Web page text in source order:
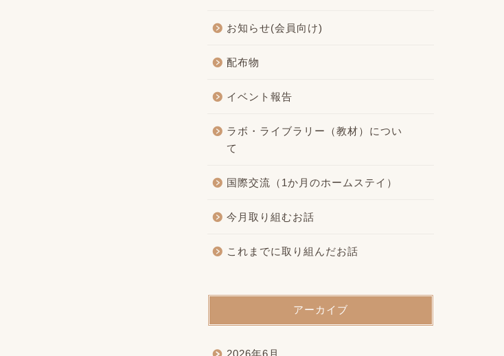
お知らせ(会員向け)
配布物
イベント報告
ラボ・ライブラリー（教材）につい
て
国際交流（1か月のホームステイ）
今月取り組むお話
これまでに取り組んだお話
アーカイブ
2026年6月